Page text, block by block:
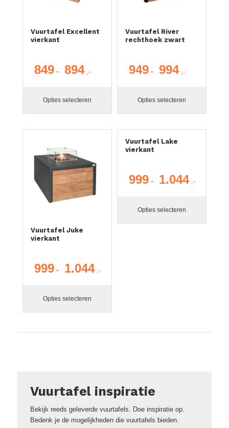
Vuurtafel Excellent
vierkant
849 - 894Prijsklasse:
Opties selecteren
Vuurtafel River
rechthoek zwart
949 - 994Prijsklasse:
Opties selecteren
Vuurtafel Juke
vierkant
999 - 1.044Prijsklasse:
Opties selecteren
Vuurtafel Lake
vierkant
999 - 1.044
Opties selecteren
Vuurtafel inspiratie
Bekijk reeds geleverde vuurtafels. Doe inspiratie op.
Bedenk je de mogelijkheden die vuurtafels bieden.